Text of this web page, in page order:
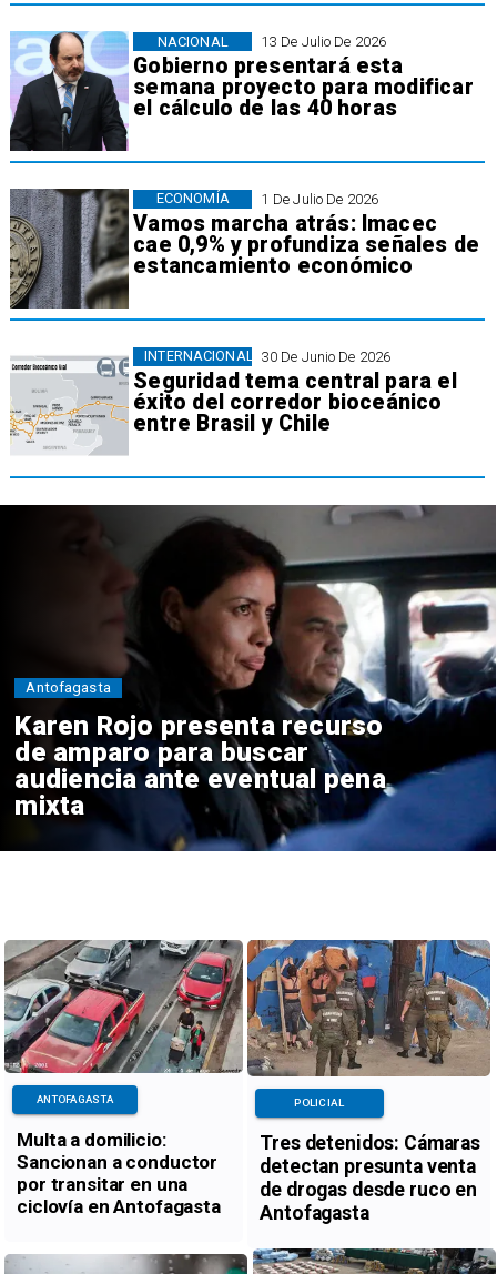
13 De Julio De 2026
Gobierno presentará esta
semana proyecto para modificar
el cálculo de las 40 horas
NACIONAL
1 De Julio De 2026
Vamos marcha atrás: Imacec
cae 0,9% y profundiza señales de
estancamiento económico
ECONOMÍA
30 De Junio De 2026
Seguridad tema central para el
éxito del corredor bioceánico
entre Brasil y Chile
INTERNACIONAL
Karen Rojo presenta recurso
de amparo para buscar
audiencia ante eventual pena
mixta
Antofagasta
Multa a domilicio:
Sancionan a conductor
por transitar en una
ciclovía en Antofagasta
ANTOFAGASTA
Tres detenidos: Cámaras
detectan presunta venta
de drogas desde ruco en
Antofagasta
POLICIAL